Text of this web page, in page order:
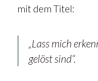
mit dem Titel:
„Lass mich
gelöst sind“.